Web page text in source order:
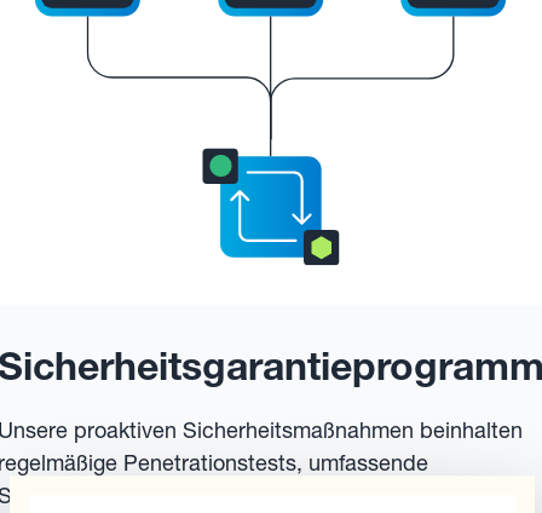
proaktiven Sicherheitsmaßnahmen beinhalten
Penetrationstests, umfassende
Bug-Bounty-Programme